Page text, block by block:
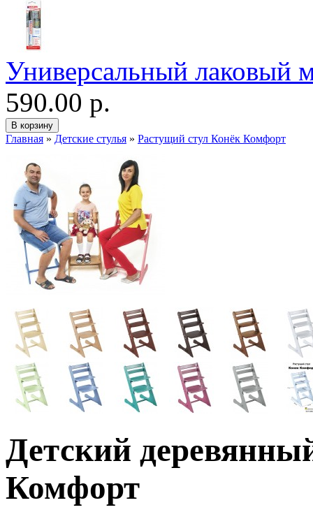
Универсальный лаковый
590.00 р.
Главная » Детские стулья » Растущий стул Конёк Комфорт
Детский
Комфорт